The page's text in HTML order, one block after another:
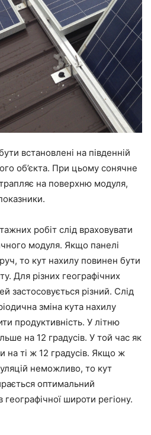
встановлені на південній
об’єкта. При цьому сонячне
на поверхню модуля,
робіт слід враховувати
модуля. Якщо панелі
то кут нахилу повинен бути
Для різних географічних
застосовується різний. Слід
зміна кута нахилу
продуктивність. У літню
на 12 градусів. У той час як
на ті ж 12 градусів. Якщо ж
неможливо, то кут
оптимальний
географічної широти регіону.